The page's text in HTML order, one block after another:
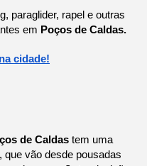
paraglider, rapel e outras
em Poços de Caldas.
cidade!
de Caldas tem uma
que vão desde pousadas